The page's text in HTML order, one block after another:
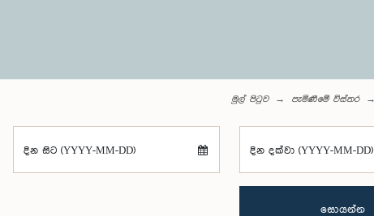
මුල් පිටුව පැමිණීමේ විස්තර
දින සිට (YYYY-MM-DD) දින දක්වා (YYYY-MM-DD)
සොයන්න